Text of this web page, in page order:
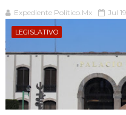
Expediente Político.Mx Jul
LEGISLATIVO